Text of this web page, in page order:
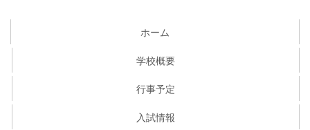
ホーム
学校概要
行事予定
入試情報